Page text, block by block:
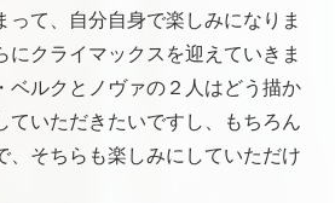
って、自分自身で楽しみになりま
にクライマックスを迎えていきま
ベルクとノヴァの２人はどう描か
ていただきたいですし、もちろん
、そちらも楽しみにしていただけ